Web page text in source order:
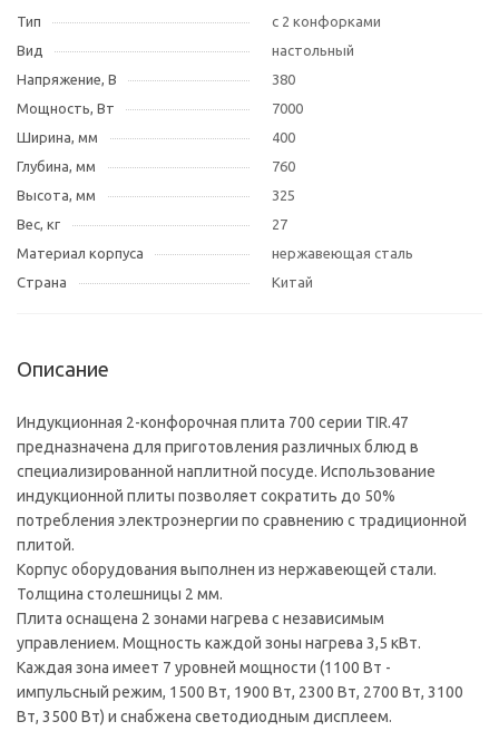
Тип
с 2 конфорками
Вид
настольный
Напряжение, В
380
Мощность, Вт
7000
Ширина, мм
400
Глубина, мм
760
Высота, мм
325
Вес, кг
27
Материал корпуса
нержавеющая сталь
Страна
Китай
Описание
Индукционная 2-конфорочная плита 700 серии TIR.47
предназначена для приготовления различных блюд в
специализированной наплитной посуде. Использование
индукционной плиты позволяет сократить до 50%
потребления электроэнергии по сравнению с традиционной
плитой.
Корпус оборудования выполнен из нержавеющей стали.
Толщина столешницы 2 мм.
Плита оснащена 2 зонами нагрева с независимым
управлением. Мощность каждой зоны нагрева 3,5 кВт.
Каждая зона имеет 7 уровней мощности (1100 Вт -
импульсный режим, 1500 Вт, 1900 Вт, 2300 Вт, 2700 Вт, 3100
Вт, 3500 Вт) и снабжена светодиодным дисплеем.